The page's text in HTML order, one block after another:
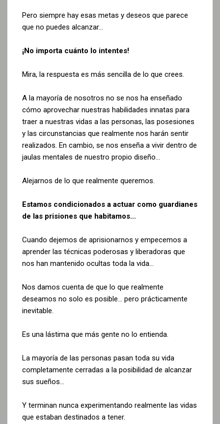
Pero siempre hay esas metas y deseos que parece
que no puedes alcanzar…
¡No importa cuánto lo intentes!
Mira, la respuesta es más sencilla de lo que crees.
A la mayoría de nosotros no se nos ha enseñado
cómo aprovechar nuestras habilidades innatas para
traer a nuestras vidas a las personas, las posesiones
y las circunstancias que realmente nos harán sentir
realizados. En cambio, se nos enseña a vivir dentro de
jaulas mentales de nuestro propio diseño…
Alejarnos de lo que realmente queremos.
Estamos condicionados a actuar como guardianes
de las prisiones que habitamos…
Cuando dejemos de aprisionarnos y empecemos a
aprender las técnicas poderosas y liberadoras que
nos han mantenido ocultas toda la vida…
Nos damos cuenta de que lo que realmente
deseamos no solo es posible… pero prácticamente
inevitable.
Es una lástima que más gente no lo entienda.
La mayoría de las personas pasan toda su vida
completamente cerradas a la posibilidad de alcanzar
sus sueños…
Y terminan nunca experimentando realmente las vidas
que estaban destinados a tener.